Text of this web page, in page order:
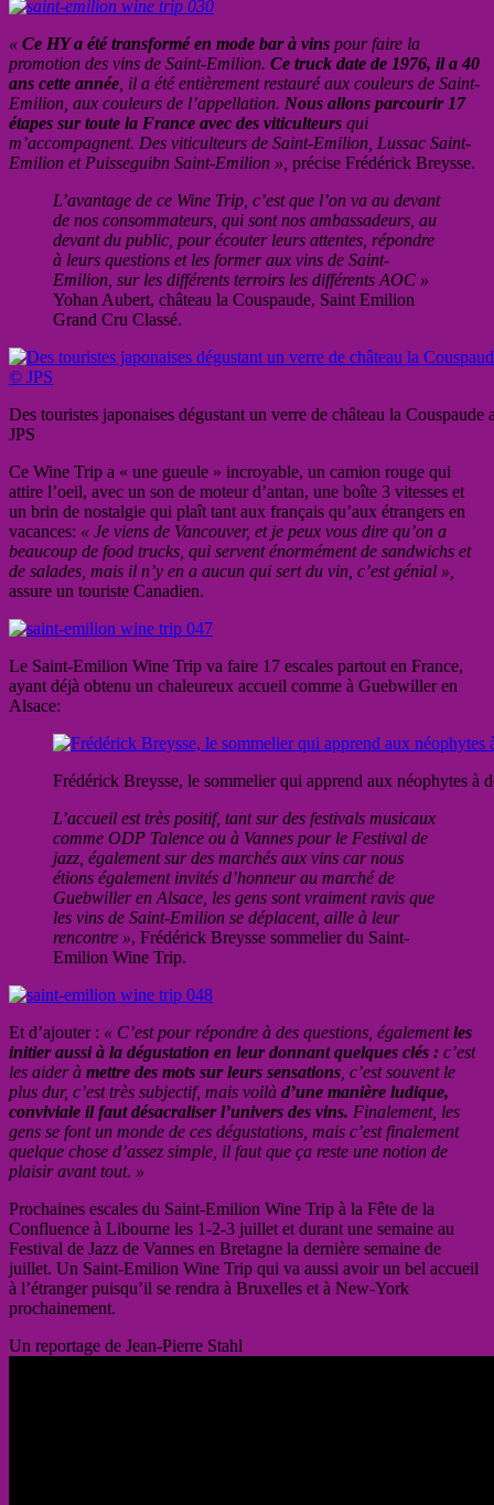
« Ce HY a été transformé en mode bar à vins pour faire la
promotion des vins de Saint-Emilion. Ce truck date de 1976, il a 40
ans cette année , il a été entièrement restauré aux couleurs de Saint-
Emilion, aux couleurs de l’appellation. Nous allons parcourir 17
étapes sur toute la France avec des viticulteurs qui
m’accompagnent. Des viticulteurs de Saint-Emilion, Lussac Saint-
Emilion et Puisseguibn Saint-Emilion », précise Frédérick Breysse.
L’avantage de ce Wine Trip, c’est que l’on va au devant
de nos consommateurs, qui sont nos ambassadeurs, au
devant du public, pour écouter leurs attentes, répondre
à leurs questions et les former aux vins de Saint-
Emilion, sur les différents terroirs les différents AOC »
Yohan Aubert, château la Couspaude, Saint Emilion
Grand Cru Classé.
Des touristes japonaises dégustant un verre de château la
JPS
Ce Wine Trip a « une gueule » incroyable, un camion rouge qui
attire l’oeil, avec un son de moteur d’antan, une boîte 3 vitesses et
un brin de nostalgie qui plaît tant aux français qu’aux étrangers en
vacances: « Je viens de Vancouver, et je peux vous dire qu’on a
beaucoup de food trucks, qui servent énormément de sandwichs et
de salades, mais il n’y en a aucun qui sert du vin, c’est génial »,
assure un touriste Canadien.
Le Saint-Emilion Wine Trip va faire 17 escales partout en France,
ayant déjà obtenu un chaleureux accueil comme à Guebwiller en
Alsace:
Frédérick Breysse, le sommelier qui apprend aux néophytes à
L’accueil est très positif, tant sur des festivals musicaux
comme ODP Talence ou à Vannes pour le Festival de
jazz, également sur des marchés aux vins car nous
étions également invités d’honneur au marché de
Guebwiller en Alsace, les gens sont vraiment ravis que
les vins de Saint-Emilion se déplacent, aille à leur
rencontre », Frédérick Breysse sommelier du Saint-
Emilion Wine Trip.
Et d’ajouter : « C’est pour répondre à des questions, égalementles
initier aussi à la dégustation en leur donnant quelques clés : c’est
les aider à mettre des mots sur leurs sensations , c’est souvent le
plus dur, c’est très subjectif, mais voilà d’une manière ludique,
conviviale il faut désacraliser l’univers des vins. Finalement, les
gens se font un monde de ces dégustations, mais c’est finalement
quelque chose d’assez simple, il faut que ça reste une notion de
plaisir avant tout. »
Prochaines escales du Saint-Emilion Wine Trip à la Fête de la
Confluence à Libourne les 1-2-3 juillet et durant une semaine au
Festival de Jazz de Vannes en Bretagne la dernière semaine de
juillet. Un Saint-Emilion Wine Trip qui va aussi avoir un bel accueil
à l’étranger puisqu’il se rendra à Bruxelles et à New-York
prochainement.
Un reportage de Jean-Pierre Stahl